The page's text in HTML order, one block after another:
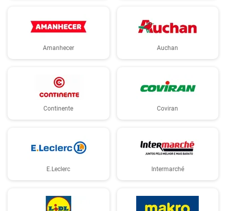
Amanhecer Auchan
Continente Coviran
E.Leclerc Intermarché